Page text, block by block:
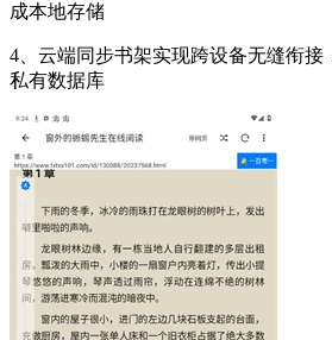
成本地存储
4、云端同步书架实现跨设备无缝衔接
私有数据库